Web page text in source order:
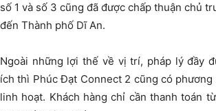
số 1 và số 3 cũng đã được chấp thuận chủ
đến Thành phố Dĩ An.
Ngoài những lợi thế về vị trí, pháp lý đầy
ích thì Phúc Đạt Connect 2 cũng có
linh hoạt. Khách hàng chỉ cần thanh toán